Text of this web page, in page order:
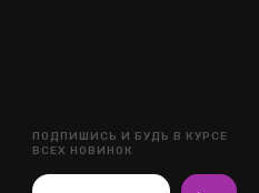
ПОДПИШИСЬ И БУДЬ В КУРСЕ
ВСЕХ НОВИНОК